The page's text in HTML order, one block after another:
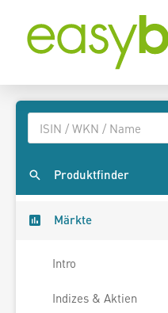
Produktfinder
Märkte
Intro
Indizes & Aktien